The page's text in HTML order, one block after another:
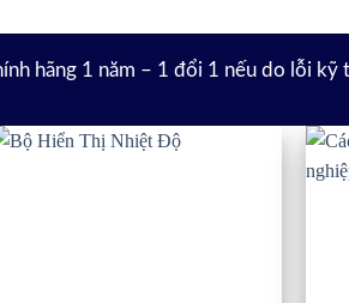
hãng 1 năm – 1 đổi 1 nếu do lỗi kỹ